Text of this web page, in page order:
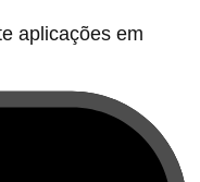
aplicações em